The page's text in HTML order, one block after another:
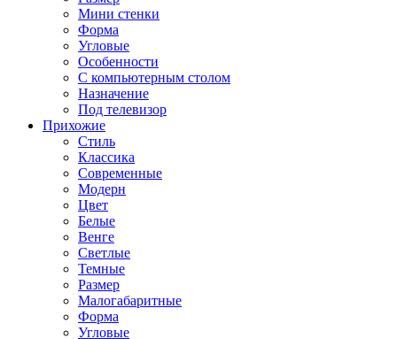
Мини стенки
Форма
Угловые
Особенности
С компьютерным столом
Назначение
Под телевизор
Прихожие
Стиль
Классика
Современные
Модерн
Цвет
Белые
Венге
Светлые
Темные
Размер
Малогабаритные
Форма
Угловые